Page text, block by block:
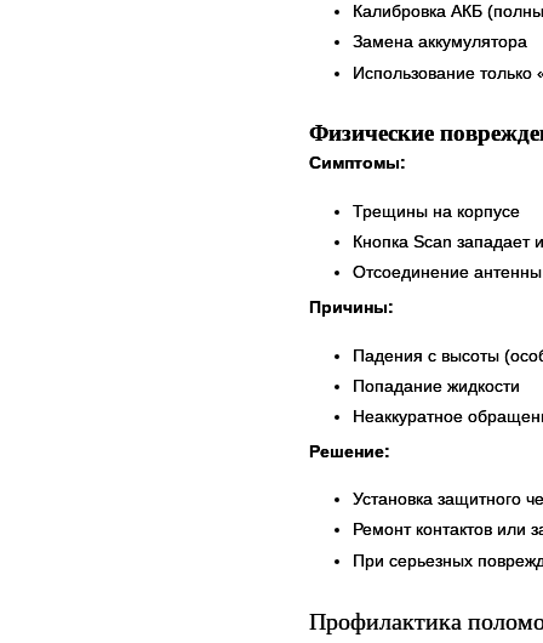
Калибровка АКБ
Замена аккумулятора
Использование только
Физические
Симптомы:
Трещины на корпусе
Кнопка Scan западает
Отсоединение
Причины:
Падения с высоты
Попадание жидкости
Неаккуратное
Решение:
Установка защитного
Ремонт контактов или
При серьезных
Профилактика